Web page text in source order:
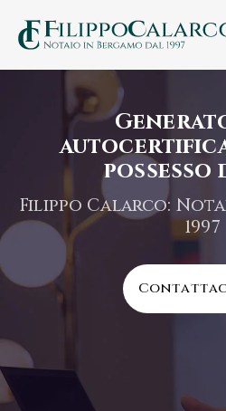
possesso
Filippo Calarco:
1997
Contattac